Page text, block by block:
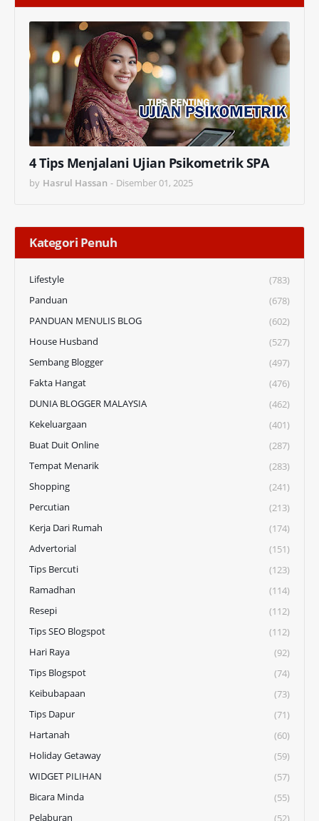
4 Tips Menjalani Ujian Psikometrik SPA
by Hasrul Hassan - Disember 01, 2025
Kategori Penuh
Lifestyle
(783)
Panduan
(678)
PANDUAN MENULIS BLOG
(602)
House Husband
(527)
Sembang Blogger
(497)
Fakta Hangat
(476)
DUNIA BLOGGER MALAYSIA
(462)
Kekeluargaan
(401)
Buat Duit Online
(287)
Tempat Menarik
(283)
Shopping
(241)
Percutian
(213)
Kerja Dari Rumah
(174)
Advertorial
(151)
Tips Bercuti
(123)
Ramadhan
(114)
Resepi
(112)
Tips SEO Blogspot
(112)
Hari Raya
(92)
Tips Blogspot
(74)
Keibubapaan
(73)
Tips Dapur
(71)
Hartanah
(60)
Holiday Getaway
(59)
WIDGET PILIHAN
(57)
Bicara Minda
(55)
Pelaburan
(52)